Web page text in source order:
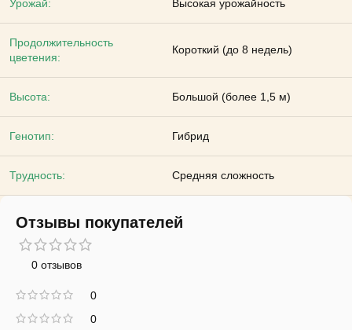
Урожай: Высокая урожайность
Продолжительность
цветения:
Короткий (до 8 недель)
Высота: Большой (более 1,5 м)
Генотип: Гибрид
Трудность: Средняя сложность
Отзывы покупателей
0 отзывов
0
0